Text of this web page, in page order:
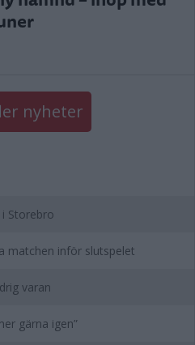
nyheter
Storebro
matchen inför slutspelet
varan
gärna igen”